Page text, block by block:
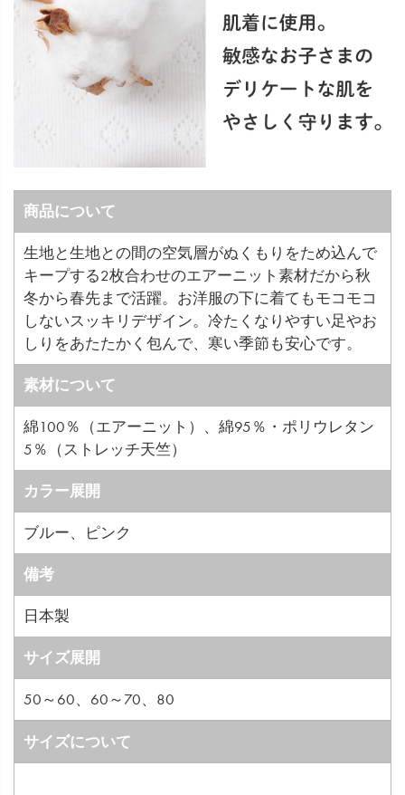
商品について
生地と生地との間の空気層がぬくもりをため込んで
キープする2枚合わせのエアーニット素材だから秋
冬から春先まで活躍。お洋服の下に着てもモコモコ
しないスッキリデザイン。冷たくなりやすい足やお
しりをあたたかく包んで、寒い季節も安心です。
素材について
綿100％（エアーニット）、綿95％・ポリウレタン
5％（ストレッチ天竺）
カラー展開
ブルー、ピンク
備考
日本製
サイズ展開
50～60、60～70、80
サイズについて